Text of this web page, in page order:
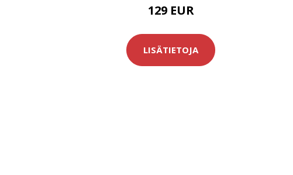
129 EUR
LISÄTIETOJA